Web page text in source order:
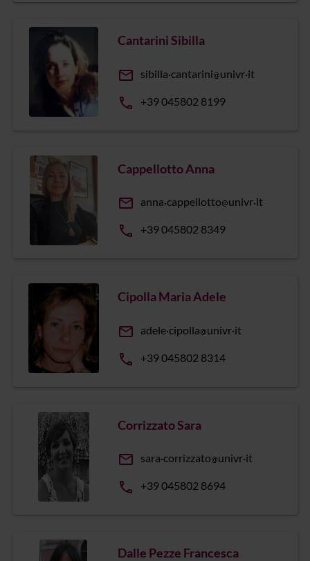
Cantarini Sibilla
email sibilla cantarini univr it
phone +39 045802 8199
Cappellotto Anna
email anna cappellotto univr it
phone +39 045802 8349
Cipolla Maria Adele
email adele cipolla univr it
phone +39 045802 8314
Corrizzato Sara
email sara corrizzato univr it
phone +39 045802 8694
Dalle Pezze Francesca